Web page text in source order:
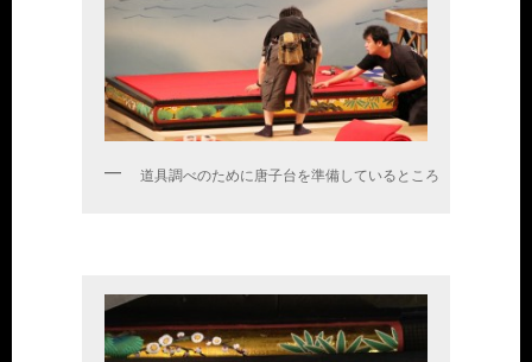
道具調べのために唐子台を準備しているところ